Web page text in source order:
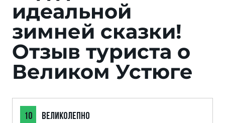
идеальной
зимней сказки!
Отзыв туриста о
Великом Устюге
10 ВЕЛИКОЛЕПНО